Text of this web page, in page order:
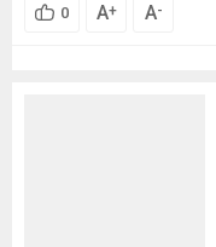
0 A+ A-